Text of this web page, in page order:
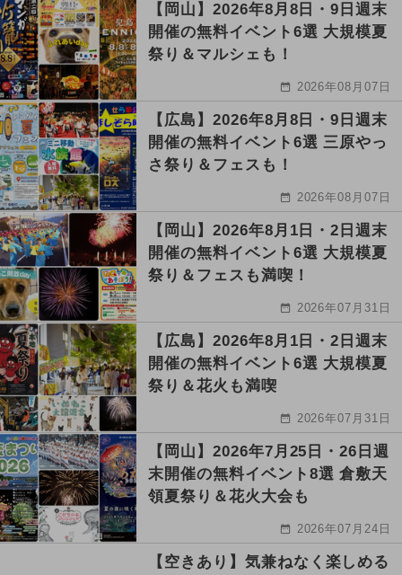
【岡山】2026年8月8日・9日週末
開催の無料イベント6選 大規模夏
祭り＆マルシェも！
2026年08月07日
【広島】2026年8月8日・9日週末
開催の無料イベント6選 三原やっ
さ祭り＆フェスも！
2026年08月07日
【岡山】2026年8月1日・2日週末
開催の無料イベント6選 大規模夏
祭り＆フェスも満喫！
2026年07月31日
【広島】2026年8月1日・2日週末
開催の無料イベント6選 大規模夏
祭り＆花火も満喫
2026年07月31日
【岡山】2026年7月25日・26日週
末開催の無料イベント8選 倉敷天
領夏祭り＆花火大会も
2026年07月24日
【空きあり】気兼ねなく楽しめる